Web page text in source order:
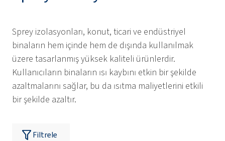
Sprey izolasyonları, konut, ticari ve endüstriyel
binaların hem içinde hem de dışında kullanılmak
üzere tasarlanmış yüksek kaliteli ürünlerdir.
Kullanıcıların binaların ısı kaybını etkin bir şekilde
azaltmalarını sağlar, bu da ısıtma maliyetlerini etkili
bir şekilde azaltır.
Filtrele